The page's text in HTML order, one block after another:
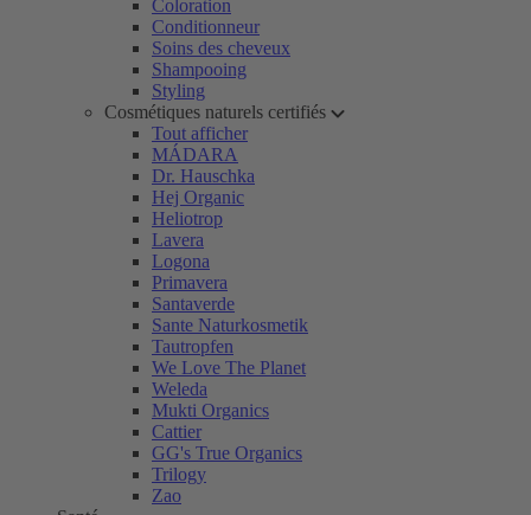
Coloration
Conditionneur
Soins des cheveux
Shampooing
Styling
Cosmétiques naturels certifiés
Tout afficher
MÁDARA
Dr. Hauschka
Hej Organic
Heliotrop
Lavera
Logona
Primavera
Santaverde
Sante Naturkosmetik
Tautropfen
We Love The Planet
Weleda
Mukti Organics
Cattier
GG's True Organics
Trilogy
Zao